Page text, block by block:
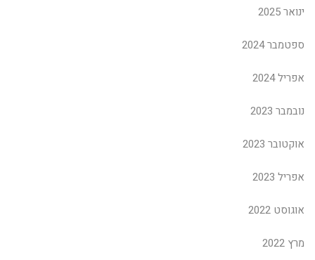
ינואר 2025
ספטמבר 2024
אפריל 2024
נובמבר 2023
אוקטובר 2023
אפריל 2023
אוגוסט 2022
מרץ 2022